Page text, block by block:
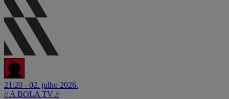
21:20 - 02. julho 2026.
// A BOLA TV //